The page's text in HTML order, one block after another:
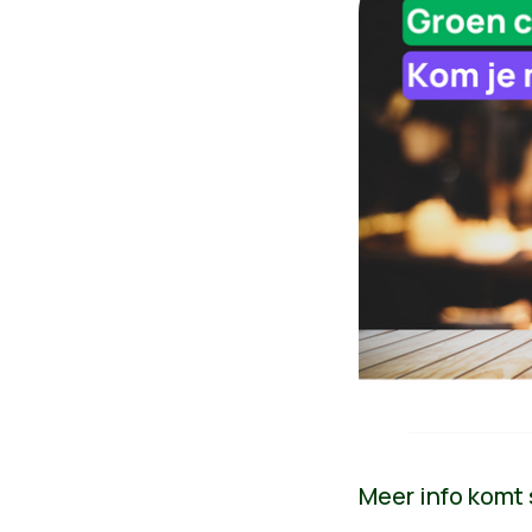
Meer info komt